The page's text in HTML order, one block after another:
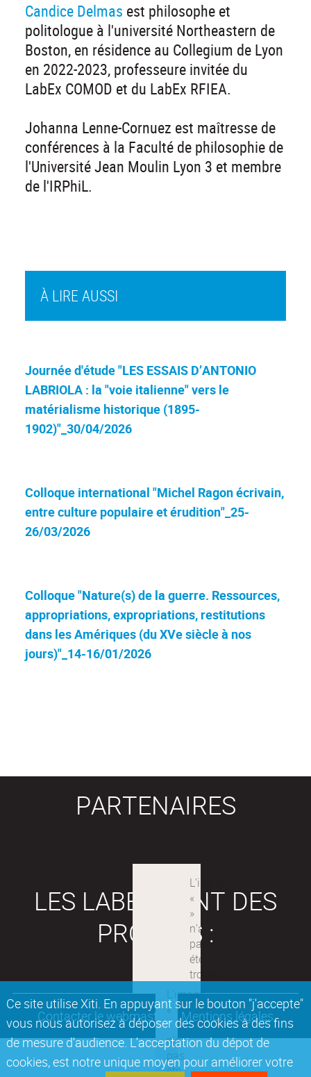
Ce site utilise Xiti. En appuyant sur le bouton "j'accepte"
vous nous autorisez à déposer des cookies à des fins
de mesure d'audience. L'acceptation du dépot de
cookies, est notre unique moyen pour améliorer votre
À LIRE AUSSI
Journée d'étude "LES ESSAIS D’ANTONIO
LABRIOLA : la "voie italienne" vers le
matérialisme historique (1895-
1902)"_30/04/2026
Colloque international "Michel Ragon écrivain,
entre culture populaire et érudition"_25-
26/03/2026
Colloque "Nature(s) de la guerre. Ressources,
appropriations, expropriations, restitutions
dans les Amériques (du XVe siècle à nos
jours)"_14-16/01/2026
Candice Delmas est philosophe et
politologue à l'université Northeastern de
Boston, en résidence au Collegium de Lyon
en 2022-2023, professeure invitée du
LabEx COMOD et du LabEx RFIEA.
Johanna Lenne-Cornuez est maîtresse de
conférences à la Faculté de philosophie de
l'Université Jean Moulin Lyon 3 et membre
de l'IRPhiL.
PARTENAIRES
LES LABEX SONT DES
PROJETS :
Contacter le webmaster Mentions légales